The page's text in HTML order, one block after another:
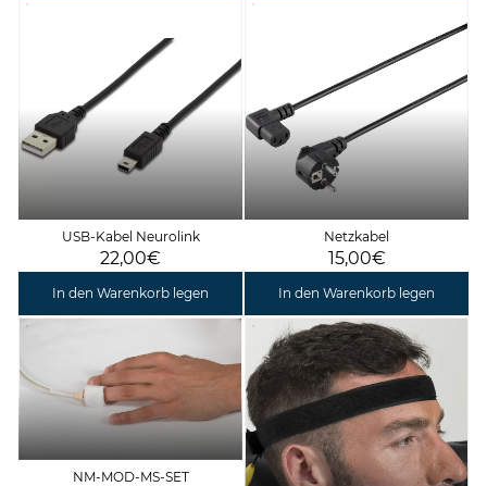
USB-Kabel Neurolink
22,00€
In den Warenkorb legen
Netzkabel
15,00€
In den Warenkorb legen
NM-MOD-MS-SET